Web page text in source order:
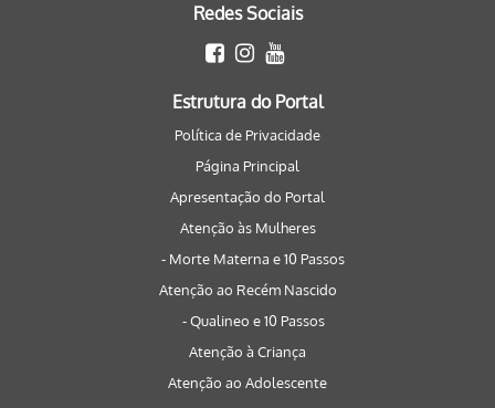
Redes Sociais
Estrutura do Portal
Política de Privacidade
Página Principal
Apresentação do Portal
Atenção às Mulheres
- Morte Materna e 10 Passos
Atenção ao Recém Nascido
- Qualineo e 10 Passos
Atenção à Criança
Atenção ao Adolescente